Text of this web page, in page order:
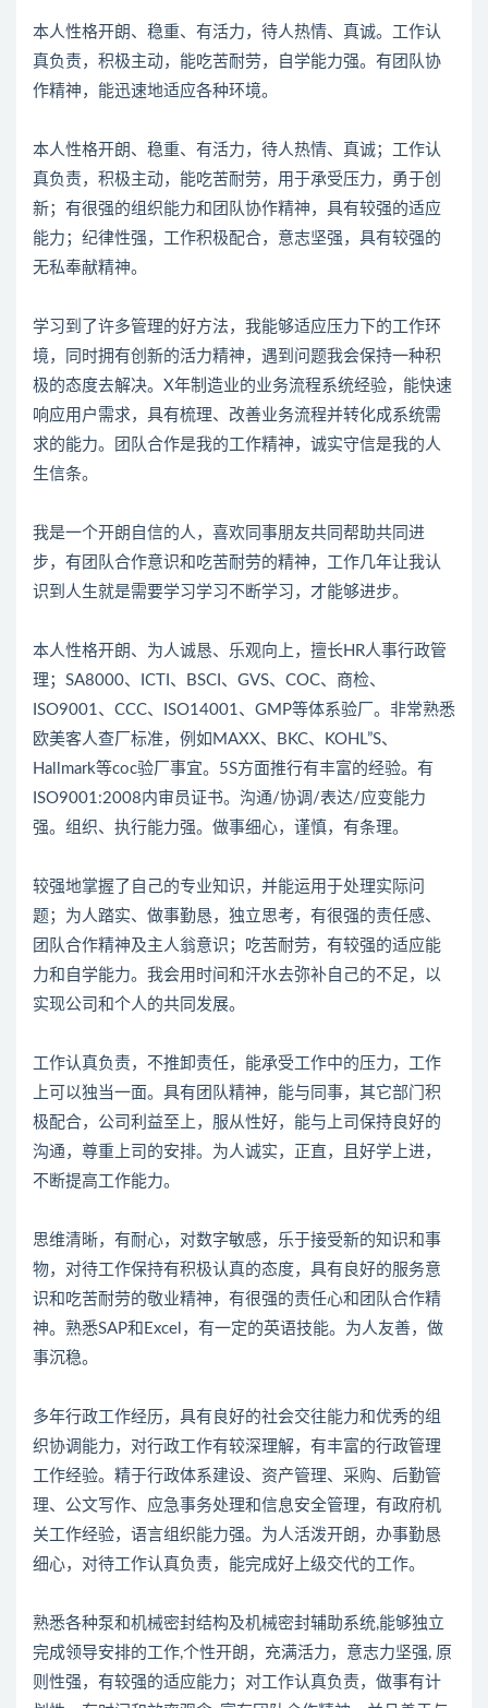
本人性格开朗、稳重、有活力，待人热情、真诚。工作认
真负责，积极主动，能吃苦耐劳，自学能力强。有团队协
作精神，能迅速地适应各种环境。
本人性格开朗、稳重、有活力，待人热情、真诚；工作认
真负责，积极主动，能吃苦耐劳，用于承受压力，勇于创
新；有很强的组织能力和团队协作精神，具有较强的适应
能力；纪律性强，工作积极配合，意志坚强，具有较强的
无私奉献精神。
学习到了许多管理的好方法，我能够适应压力下的工作环
境，同时拥有创新的活力精神，遇到问题我会保持一种积
极的态度去解决。X年制造业的业务流程系统经验，能快速
响应用户需求，具有梳理、改善业务流程并转化成系统需
求的能力。团队合作是我的工作精神，诚实守信是我的人
生信条。
我是一个开朗自信的人，喜欢同事朋友共同帮助共同进
步，有团队合作意识和吃苦耐劳的精神，工作几年让我认
识到人生就是需要学习学习不断学习，才能够进步。
本人性格开朗、为人诚恳、乐观向上，擅长HR人事行政管
理；SA8000、ICTI、BSCI、GVS、COC、商检、
ISO9001、CCC、ISO14001、GMP等体系验厂。非常熟悉
欧美客人查厂标准，例如MAXX、BKC、KOHL”S、
Hallmark等coc验厂事宜。5S方面推行有丰富的经验。有
ISO9001:2008内审员证书。沟通/协调/表达/应变能力
强。组织、执行能力强。做事细心，谨慎，有条理。
较强地掌握了自己的专业知识，并能运用于处理实际问
题；为人踏实、做事勤恳，独立思考，有很强的责任感、
团队合作精神及主人翁意识；吃苦耐劳，有较强的适应能
力和自学能力。我会用时间和汗水去弥补自己的不足，以
实现公司和个人的共同发展。
工作认真负责，不推卸责任，能承受工作中的压力，工作
上可以独当一面。具有团队精神，能与同事，其它部门积
极配合，公司利益至上，服从性好，能与上司保持良好的
沟通，尊重上司的安排。为人诚实，正直，且好学上进，
不断提高工作能力。
思维清晰，有耐心，对数字敏感，乐于接受新的知识和事
物，对待工作保持有积极认真的态度，具有良好的服务意
识和吃苦耐劳的敬业精神，有很强的责任心和团队合作精
神。熟悉SAP和Excel，有一定的英语技能。为人友善，做
事沉稳。
多年行政工作经历，具有良好的社会交往能力和优秀的组
织协调能力，对行政工作有较深理解，有丰富的行政管理
工作经验。精于行政体系建设、资产管理、采购、后勤管
理、公文写作、应急事务处理和信息安全管理，有政府机
关工作经验，语言组织能力强。为人活泼开朗，办事勤恳
细心，对待工作认真负责，能完成好上级交代的工作。
熟悉各种泵和机械密封结构及机械密封辅助系统,能够独立
完成领导安排的工作,个性开朗，充满活力，意志力坚强, 原
则性强，有较强的适应能力；对工作认真负责，做事有计